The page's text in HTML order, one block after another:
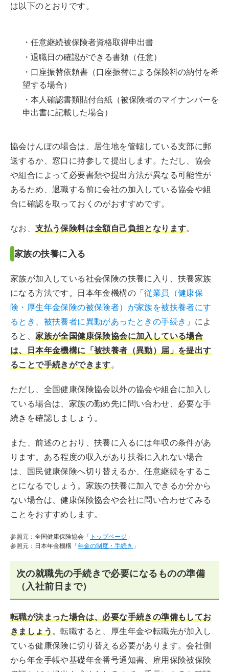
は以下のとおりです。
・任意継続被保険者資格取得申出書
・退職日の確認ができる書類（任意）
・口座振替依頼書（口座振替による保険料の納付を希
望する場合）
・本人確認書類貼付台紙（被保険者のマイナンバーを
申出書に記載した場合）
協会けんぽの場合は、居住地を管轄している支部に郵
送するか、窓口に持参して提出します。ただし、協会
や組合によって必要書類や提出方法が異なる可能性が
あるため、退職する前に会社の加入している協会や組
合に確認を取っておくのがおすすめです。
なお、支払う保険料は全額自己負担となります。
家族の扶養に入る
家族が加入している社会保険の扶養に入り、扶養家族
になる方法です。日本年金機構の「従業員（健康保
険・厚生年金保険の被保険者）が家族を被扶養者にす
るとき、被扶養者に異動があったときの手続き 」によ
ると、家族が全国健康保険協会に加入している場合
は、日本年金機構に「被扶養者（異動）届」を提出す
ることで手続きができます。
ただし、全国健康保険協会以外の協会や組合に加入し
ている場合は、家族の勤め先に問い合わせ、必要な手
続きを確認しましょう。
また、前述のとおり、扶養に入るには年収の条件があ
ります。ある程度の収入があり扶養に入れない場合
は、国民健康保険へ切り替えるか、任意継続をするこ
とになるでしょう。家族の扶養に加入できるか分から
ない場合は、健康保険協会や会社に問い合わせてみる
ことをおすすめします。
参照元：全国健康保険協会「 トップページ 」
参照元：日本年金機構「 年金の制度・手続き 」
次の就職先の手続きで必要になるものの準備
（入社前日まで）
転職が決まった場合は、必要な手続きの準備もしてお
きましょう。転職すると、厚生年金や転職先が加入し
ている健康保険に切り替える必要があります。会社側
から年金手帳や基礎年金番号通知書、雇用保険被保険